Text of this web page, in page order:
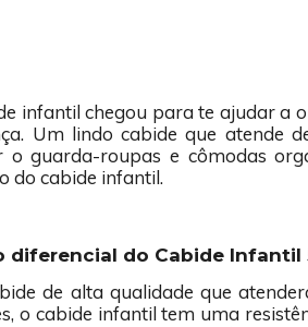
infantil chegou para te ajudar a
Um lindo cabide que atende
o guarda-roupas e cômodas
do cabide infantil.
diferencial do Cabide Infantil
de alta qualidade que
o cabide infantil tem uma